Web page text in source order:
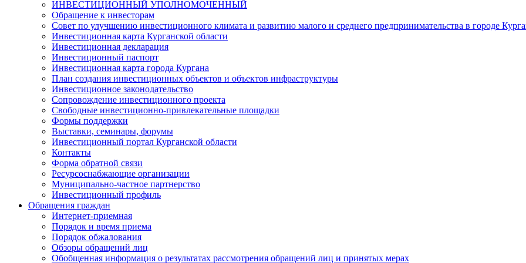
ИНВЕСТИЦИОННЫЙ УПОЛНОМОЧЕННЫЙ
Обращение к инвесторам
Совет по улучшению инвестиционного климата и развитию малого и среднего предпринимательства в городе
Инвестиционная карта Курганской области
Инвестиционная декларация
Инвестиционный паспорт
Инвестиционная карта города Кургана
План создания инвестиционных объектов и объектов инфраструктуры
Инвестиционное законодательство
Сопровождение инвестиционного проекта
Свободные инвестиционно-привлекательные площадки
Формы поддержки
Выставки, семинары, форумы
Инвестиционный портал Курганской области
Контакты
Форма обратной связи
Ресурсоснабжающие организации
Муниципально-частное партнерство
Инвестиционный профиль
Обращения граждан
Интернет-приемная
Порядок и время приема
Порядок обжалования
Обзоры обращений лиц
Обобщенная информация о результатах рассмотрения обращений лиц и принятых мерах